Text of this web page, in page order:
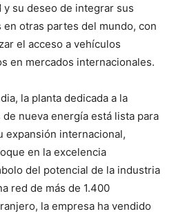
y su deseo de integrar sus
otras partes del mundo, con
el acceso a vehículos
en mercados internacionales.
la planta dedicada a la
nueva energía está lista para
expansión internacional,
en la excelencia
del potencial de la industria
red de más de 1.400
la empresa ha vendido